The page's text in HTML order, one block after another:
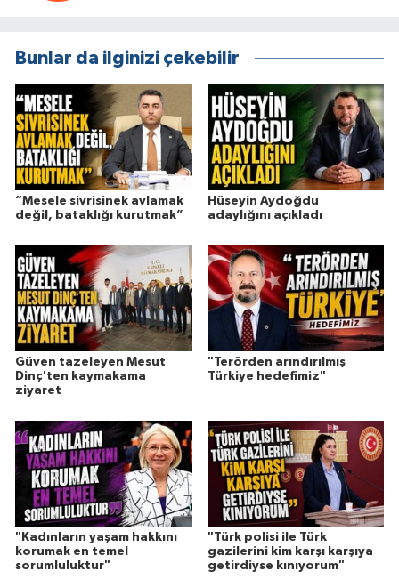
Bunlar da ilginizi çekebilir
“Mesele sivrisinek avlamak
değil, bataklığı kurutmak”
Hüseyin Aydoğdu
adaylığını açıkladı
Güven tazeleyen Mesut
Dinç'ten kaymakama
ziyaret
"Terörden arındırılmış
Türkiye hedefimiz"
"Kadınların yaşam hakkını
korumak en temel
sorumluluktur"
"Türk polisi ile Türk
gazilerini kim karşı karşıya
getirdiyse kınıyorum"